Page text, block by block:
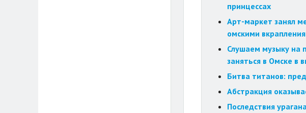
принцессах
Арт-маркет занял
омскими
Слушаем музыку на
заняться в Омске в
Битва титанов:
Абстракция
Последствия